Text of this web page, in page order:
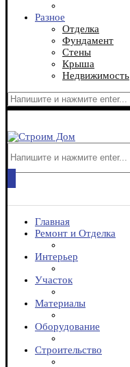
Разное
Отделка
Фундамент
Стены
Крыша
Недвижимость
Главная
Ремонт и Отделка
Интерьер
Участок
Материалы
Оборудование
Строительство